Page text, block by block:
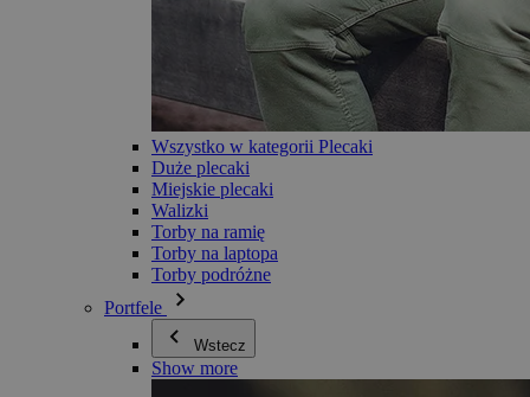
Wszystko w kategorii Plecaki
Duże plecaki
Miejskie plecaki
Walizki
Torby na ramię
Torby na laptopa
Torby podróżne
Portfele
Wstecz
Show more